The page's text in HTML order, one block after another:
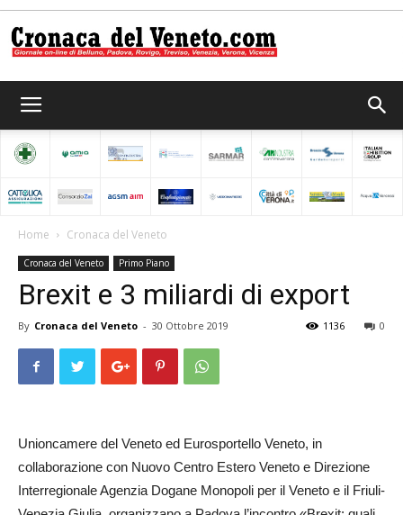
del
Home Cronaca del Veneto
Cronaca del Veneto Primo Piano
Brexit e 3 miliardi di export
By Cronaca del Veneto - 30 Ottobre 2019 0
1136
Unioncamere del Veneto ed Eurosportello Veneto, in
collaborazione con Nuovo Centro Estero Veneto e Direzione
Interregionale Agenzia Dogane Monopoli per il Veneto e il Friuli-